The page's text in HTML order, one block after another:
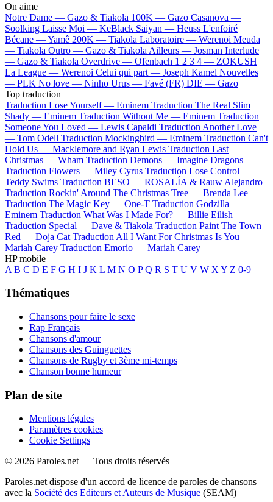
On aime
Notre Dame — Gazo & Tiakola 100K — Gazo Casanova —
Soolking Laisse Moi — KeBlack Saiyan — Heuss L'enfoiré
Bécane —Yamê 200K — Tiakola Laboratoire — Werenoi Meuda
— Tiakola Outro — Gazo & Tiakola Ailleurs — Josman Interlude
— Gazo & Tiakola Overdrive — Ofenbach 1 2 3 4 — ZOKUSH
La League — Werenoi Celui qui part — Joseph Kamel Nouvelles
— PLK No love — Ninho Urus — Favé (FR) DIE — Gazo
Top traduction
Traduction Lose Yourself — Eminem Traduction The Real Slim
Shady — Eminem Traduction Without Me — Eminem Traduction
Someone You Loved — Lewis Capaldi Traduction Another Love
— Tom Odell Traduction Mockingbird — Eminem Traduction Can't
Hold Us — Macklemore and Ryan Lewis Traduction Last
Christmas — Wham Traduction Demons — Imagine Dragons
Traduction Flowers — Miley Cyrus Traduction Lose Control —
Teddy Swims Traduction BESO — ROSALÍA & Rauw Alejandro
Traduction Rockin' Around The Christmas Tree — Brenda Lee
Traduction The Magic Key — One-T Traduction Godzilla —
Eminem Traduction What Was I Made For? — Billie Eilish
Traduction Special — Dave & Tiakola Traduction Paint The Town
Red — Doja Cat Traduction All I Want For Christmas Is You —
Mariah Carey Traduction Emorio — Mariah Carey
HP mobile
A B C D E F G H I J K L M N O P Q R S T U V W X Y Z 0-9
Thématiques
Chansons pour faire le sexe
Rap Français
Chansons d'amour
Chansons des Guinguettes
Chansons de Rugby et 3ème mi-temps
Chanson bonne humeur
Plan de site
Mentions légales
Paramètres cookies
Cookie Settings
© 2026 Paroles.net — Tous droits réservés
Paroles.net dispose d'un accord de licence de paroles de chansons
avec la Société des Editeurs et Auteurs de Musique (SEAM)